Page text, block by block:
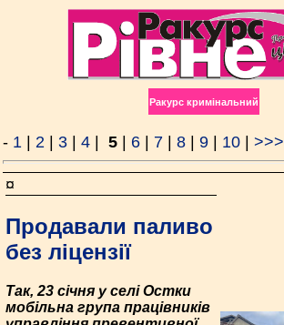
Ракурс кримінальний
- 1 2 3 4 5 6 7 8 9 10 >>>
¤
Продавали паливо
без ліцензії
Так, 23 січня у селі Остки
мобільна група працівників